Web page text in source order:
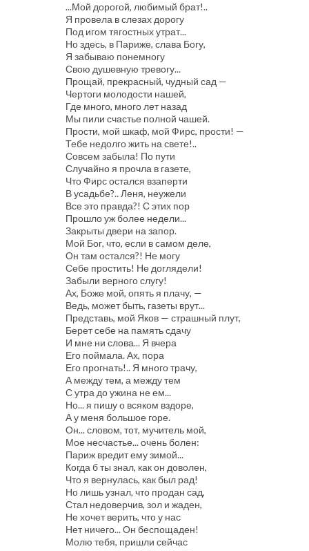
...Мой дорогой, любимый брат!..
Я провела в слезах дорогу
Под игом тягостных утрат...
Но здесь, в Париже, слава Богу,
Я забываю понемногу
Свою душевную тревогу...
Прощай, прекрасный, чудный сад —
Чертоги молодости нашей,
Где много, много лет назад
Мы пили счастье полной чашей.
Прости, мой шкаф, мой Фирс, прости! —
Тебе недолго жить на свете!..
Совсем забыла! По пути
Случайно я прочла в газете,
Что Фирс остался взаперти
В усадьбе?.. Леня, неужели
Все это правда?! С этих пор
Прошло уж более недели...
Закрыты двери на запор.
Мой Бог, что, если в самом деле,
Он там остался?! Не могу
Себе простить! Не доглядели!
Забыли верного слугу!
Ах, Боже мой, опять я плачу, —
Ведь, может быть, газеты врут...
Представь, мой Яков — страшный плут,
Берет себе на память сдачу
И мне ни слова... Я вчера
Его поймала. Ах, пора
Его прогнать!.. Я много трачу,
А между тем, а между тем
С утра до ужина не ем...
Но... я пишу о всяком вздоре,
А у меня большое горе.
Он... словом, тот, мучитель мой,
Мое несчастье... очень болен:
Париж вредит ему зимой...
Когда б ты знал, как он доволен,
Что я вернулась, как был рад!
Но лишь узнал, что продан сад,
Стал недоверчив, зол и жаден,
Не хочет верить, что у нас
Нет ничего... Он беспощаден!
Молю тебя, пришли сейчас